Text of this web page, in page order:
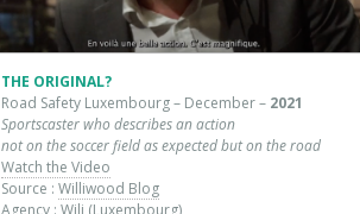
THE ORIGINAL?
Road Safety Luxembourg – December – 2021
Sportscaster who describes an action
not on the soccer field as expected but on the road
Watch the Video
Source : Williwood Blog
Agency : Wili (Luxembourg)